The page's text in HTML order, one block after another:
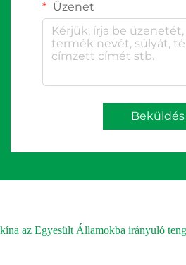
Üzenet
Beküldés
kína az Egyesült Államokba irányuló